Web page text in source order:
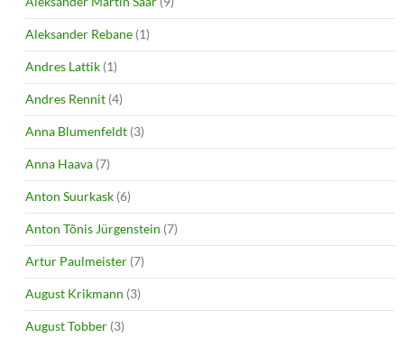
Aleksander Rebane (1)
Andres Lattik (1)
Andres Rennit (4)
Anna Blumenfeldt (3)
Anna Haava (7)
Anton Suurkask (6)
Anton Tõnis Jürgenstein (7)
Artur Paulmeister (7)
August Krikmann (3)
August Tobber (3)